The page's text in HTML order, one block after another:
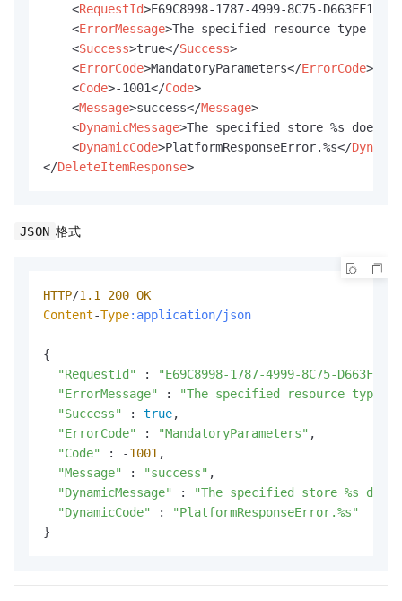
<RequestId>E69C8998-1787-4999-8C75-
<ErrorMessage>The specified resource type is
<Success>true</Success>
<ErrorCode>MandatoryParameters</ErrorCode>
<Code>-1001</Code>
<Message>success</Message>
<DynamicMessage>The specified store %s does
<DynamicCode>PlatformResponseError.%s</
</DeleteItemResponse>
JSON 格式
HTTP/1.1 200 OK
Content-Type:application/json
{
"RequestId"
:
"E69C8998-1787-4999-8C75-
"ErrorMessage"
:
"The specified resource type
"Success"
: true,
"ErrorCode"
: "MandatoryParameters" ,
"Code"
: -1001 ,
"Message"
: "success" ,
"DynamicMessage"
:
"The specified store %s
"DynamicCode"
:
"PlatformResponseError.%s"
}